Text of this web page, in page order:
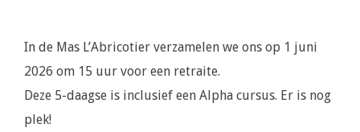
In de Mas L’Abricotier verzamelen we ons op 1 juni
2026 om 15 uur voor een retraite.
Deze 5-daagse is inclusief een Alpha cursus. Er is nog
plek!